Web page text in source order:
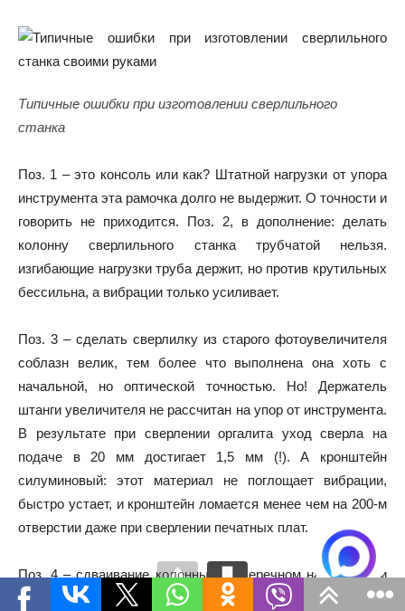
Типичные ошибки при изготовлении сверлильного
станка
Поз. 1 – это консоль или как? Штатной нагрузки от упора
инструмента эта рамочка долго не выдержит. О точности и
говорить не приходится. Поз. 2, в дополнение: делать
колонну сверлильного станка трубчатой нельзя.
изгибающие нагрузки труба держит, но против крутильных
бессильна, а вибрации только усиливает.
Поз. 3 – сделать сверлилку из старого фотоувеличителя
соблазн велик, тем более что выполнена она хоть с
начальной, но оптической точностью. Но! Держатель
штанги увеличителя не рассчитан на упор от инструмента.
В результате при сверлении оргалита уход сверла на
подаче в 20 мм достигает 1,5 мм (!). А кронштейн
силуминовый: этот материал не поглощает вибрации,
быстро устает, и кронштейн ломается менее чем на 200-м
отверстии даже при сверлении печатных плат.
Поз. 4 – сдваивание колонны в поперечном направлении
ничего не дает. Устойчивость станка к нагрузкам будет